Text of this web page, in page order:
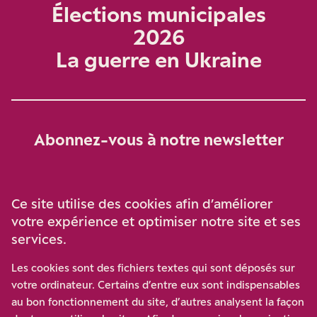
Élections municipales
2026
La guerre en Ukraine
Abonnez-vous à notre newsletter
Participez à notre effort pour conforter la démocratie en
luttant contre l’ascension aux extrêmes, et la
Ce site utilise des cookies afin d’améliorer
votre expérience et optimiser notre site et ses
services.
Les cookies sont des fichiers textes qui sont déposés sur
votre ordinateur. Certains d’entre eux sont indispensables
au bon fonctionnement du site, d’autres analysent la façon